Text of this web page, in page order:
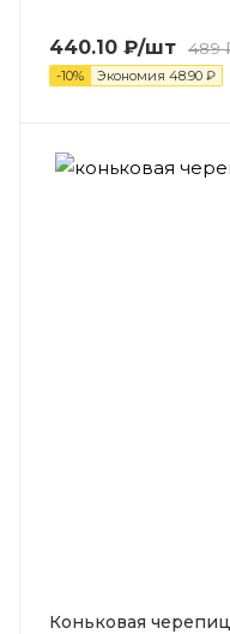
440.10 ₽/шт 489
-10% Экономия 48.90 ₽
Коньковая